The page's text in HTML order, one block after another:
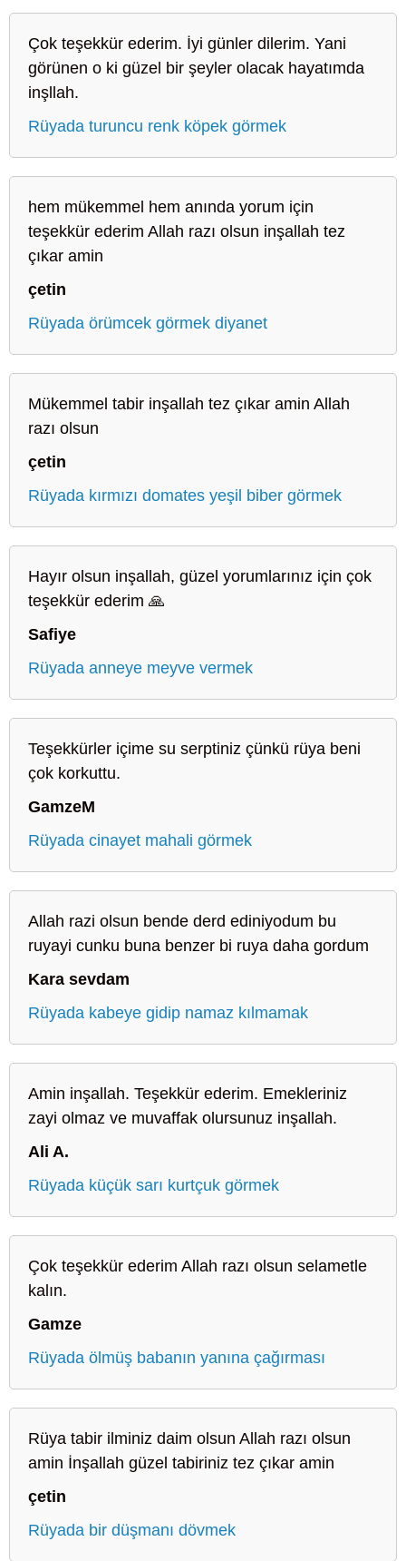
Çok teşekkür ederim. İyi günler dilerim. Yani
görünen o ki güzel bir şeyler olacak hayatımda
inşllah.
Rüyada turuncu renk köpek görmek
hem mükemmel hem anında yorum için
teşekkür ederim Allah razı olsun inşallah tez
çıkar amin
çetin
Rüyada örümcek görmek diyanet
Mükemmel tabir inşallah tez çıkar amin Allah
razı olsun
çetin
Rüyada kırmızı domates yeşil biber görmek
Hayır olsun inşallah, güzel yorumlarınız için çok
teşekkür ederim 🙏
Safiye
Rüyada anneye meyve vermek
Teşekkürler içime su serptiniz çünkü rüya beni
çok korkuttu.
GamzeM
Rüyada cinayet mahali görmek
Allah razi olsun bende derd ediniyodum bu
ruyayi cunku buna benzer bi ruya daha gordum
Kara sevdam
Rüyada kabeye gidip namaz kılmamak
Amin inşallah. Teşekkür ederim. Emekleriniz
zayi olmaz ve muvaffak olursunuz inşallah.
Ali A.
Rüyada küçük sarı kurtçuk görmek
Çok teşekkür ederim Allah razı olsun selametle
kalın.
Gamze
Rüyada ölmüş babanın yanına çağırması
Rüya tabir ilminiz daim olsun Allah razı olsun
amin İnşallah güzel tabiriniz tez çıkar amin
çetin
Rüyada bir düşmanı dövmek